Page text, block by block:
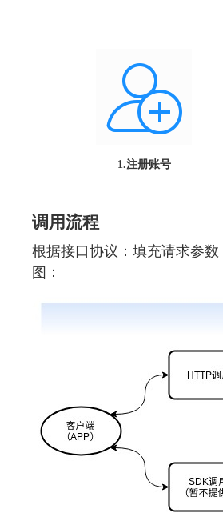
1.注册账号
调用流程
根据接口协议：填充请求参
图：